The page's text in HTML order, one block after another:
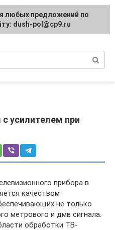
усилителем при
прибора в
качеством
не только
метрового и дмв сигнала.
обработки ТВ-
любых предложений по
dush-pol@cp9.ru